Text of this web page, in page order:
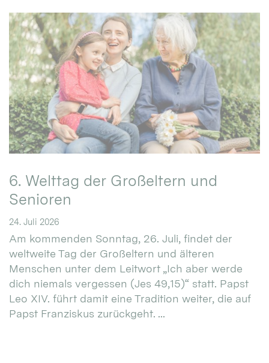
6. Welttag der Großeltern und
Senioren
24. Juli 2026
Am kommenden Sonntag, 26. Juli, findet der
weltweite Tag der Großeltern und älteren
Menschen unter dem Leitwort „Ich aber werde
dich niemals vergessen (Jes 49,15)“ statt. Papst
Leo XIV. führt damit eine Tradition weiter, die auf
Papst Franziskus zurückgeht. ...